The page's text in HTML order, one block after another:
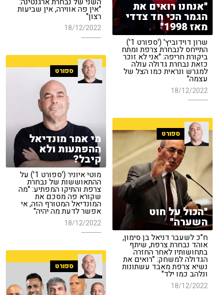
"אין פה אווירה, אין שביעות
רצון"
18/12/2022
"אנחנו רואים את
הגמר הכי חד צדדי
מאז 1998"
שרון דוידוביץ' ('ספורט 1')
התייחס לנבחרת צרפת ומתח
ביקורת חריפה: "אני לא זוכר
כזאת נבחרת גדולה עולה
למגרש ונראית כמו הצל של
עצמה"
18/12/2022
ספורט
מי אמר מונדיאל
ההפתעות ולא
קיבל?
מוטי איוניר ('ספורט 1') על
ההתאוששות של נבחרת
צרפת והתיקו המפתיע: "מה
שקורא פה מסכם את
המונדיאל המטורף הזה, אי
אפשר לדעת מה יהיה"
18/12/2022
ספורט
"הכול על חוט
השערה"
ח"כ לשעבר דניאל בן סימון,
אוהד נבחרת צרפת, שיתף
בתחושותיו לאחר החזרה
הגדולה למשחק: "רואים את
נשיא צרפת מאבד עשתונות
ונלהב כמו ילד"
18/12/2022
ספורט